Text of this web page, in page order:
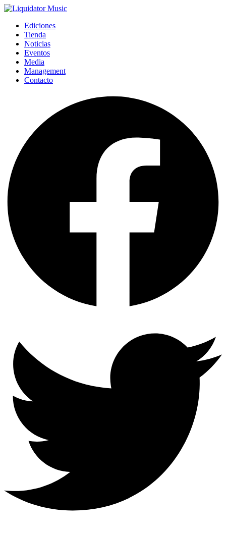
Ediciones
Tienda
Noticias
Eventos
Media
Management
Contacto